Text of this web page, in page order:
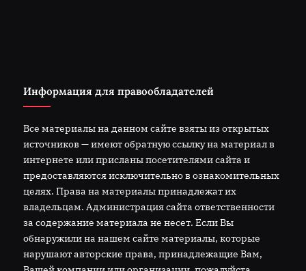
Информация для правообладателей
Все материалы на данном сайте взяты из открытых
источников — имеют обратную ссылку на материал в
интернете или присланы посетителями сайта и
предоставляются исключительно в ознакомительных
целях. Права на материалы принадлежат их
владельцам. Администрация сайта ответственности
за содержание материала не несет. Если Вы
обнаружили на нашем сайте материалы, которые
нарушают авторские права, принадлежащие Вам,